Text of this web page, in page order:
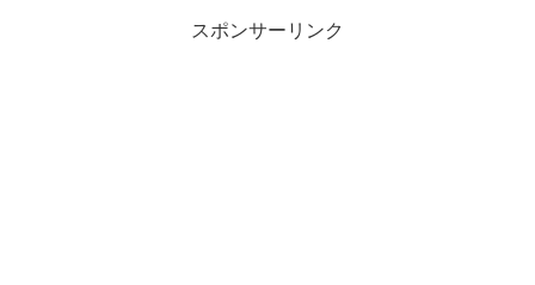
スポンサーリンク